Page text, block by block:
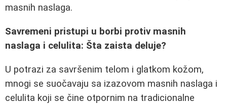
masnih naslaga.
Savremeni pristupi u borbi protiv masnih
naslaga i celulita: Šta zaista deluje?
U potrazi za savršenim telom i glatkom kožom,
mnogi se suočavaju sa izazovom masnih naslaga i
celulita koji se čine otpornim na tradicionalne